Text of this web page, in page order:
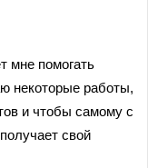
мне помогать
некоторые работы,
и чтобы самому с
свой